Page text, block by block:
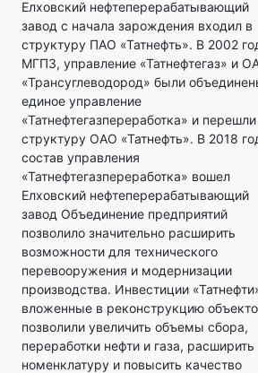
Елховский нефтеперерабатывающий
завод с начала зарождения входил в
структуру ПАО «Татнефть». В 2002
МГПЗ, управление «Татнефтегаз» и
«Трансуглеводород» были
единое управление
«Татнефтегазпереработка» и перешли
структуру ОАО «Татнефть». В 2018
состав управления
«Татнефтегазпереработка» вошел
Елховский нефтеперерабатывающий
завод Объединение предприятий
позволило значительно расширить
возможности для технического
перевооружения и модернизации
производства. Инвестиции
вложенные в реконструкцию
позволили увеличить объемы сбора,
переработки нефти и газа, расширить
номенклатуру и повысить качество